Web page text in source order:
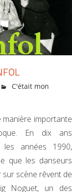
C'était mon
importante
En dix ans
les années 1990,
que les danseurs
sur scène rêvent de
Noguet, un des